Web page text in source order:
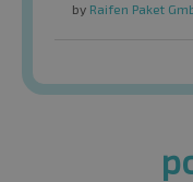
by Raifen Paket